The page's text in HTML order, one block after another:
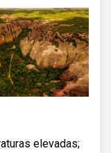
elevadas;